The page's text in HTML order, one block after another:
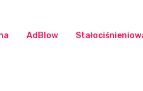
AdBlow